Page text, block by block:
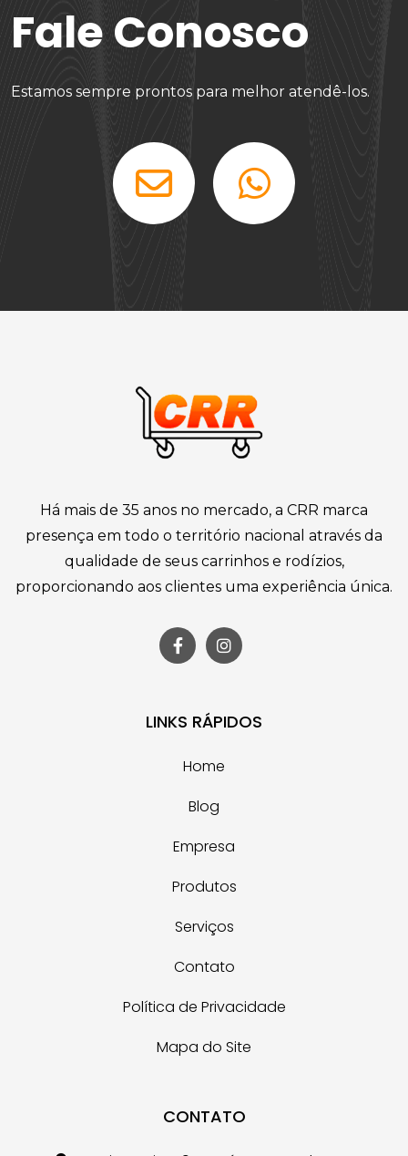
Fale Conosco
Estamos sempre prontos para melhor atendê-los.
Há mais de 35 anos no mercado, a CRR marca
presença em todo o território nacional através da
qualidade de seus carrinhos e rodízios,
proporcionando aos clientes uma experiência única.
LINKS RÁPIDOS
Home
Blog
Empresa
Produtos
Serviços
Contato
Política de Privacidade
Mapa do Site
CONTATO